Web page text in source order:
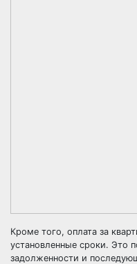
Кроме того, оплата за
установленные сроки. Это
задолженности и